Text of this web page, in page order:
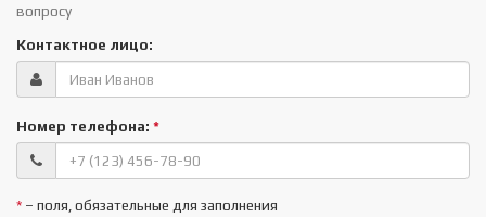
вопросу
Контактное лицо:
Номер телефона: *
* – поля, обязательные для заполнения